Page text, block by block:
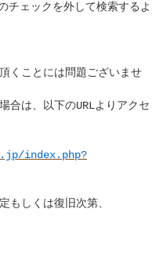
チェックを外して検索するよ
ことには問題ございませ
は、以下のURLよりアクセ
index.php?
もしくは復旧次第、